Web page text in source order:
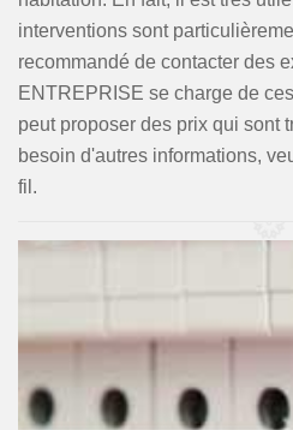
interventions sont
recommandé de contacter des
ENTREPRISE se charge de
peut proposer des prix qui sont
besoin d'autres informations,
fil.